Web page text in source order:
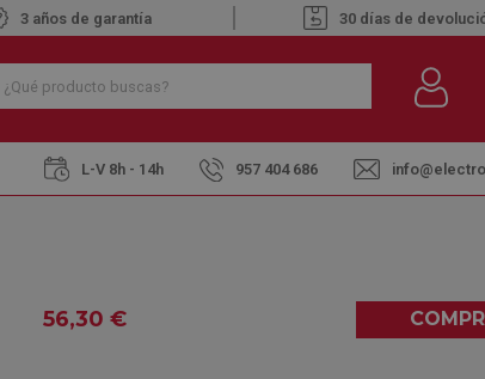
3 años de garantía 30 días de
L-V 8h - 14h 957 404 686
56,30 €
DB6 INOX - OLLA A PRESIÓN 6L